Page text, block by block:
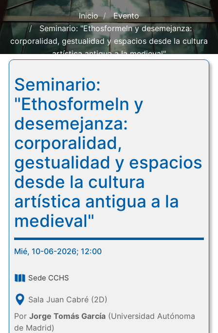
Inicio
Evento
Seminario: "Ethosformeln y desemejanza:
corporalidad, gestualidad y espacios desde la cultura
artística antigua a la medieval"
Seminario:
"Ethosformeln y
desemejanza:
corporalidad,
gestualidad y espacios
desde la cultura
artística antigua a la
medieval"
Mié, 10-06-2026; 12:00
Sede CCHS
Sala Juan Cabré (2D)
Por Jorge Tomás García(Universidad Autónoma
de Madrid)